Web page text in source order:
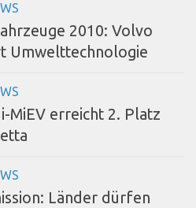
2010: Volvo
Umwelttechnologie
MiEV erreicht 2. Platz
Länder dürfen